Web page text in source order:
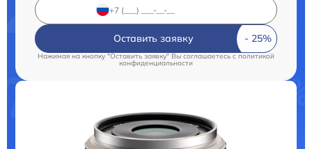
Оставить заявку
Нажимая на кнопку "Оставить заявку" Вы соглашаетесь c политикой
конфиденциальности